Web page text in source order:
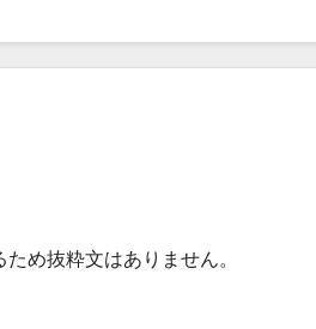
め抜粋文はありません。